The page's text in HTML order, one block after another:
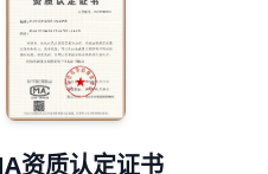
资质认定证书